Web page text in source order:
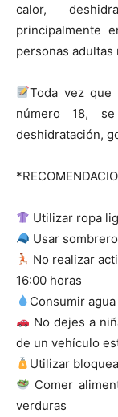
calor,
principalmente
personas
Toda vez que
número 18,
deshidratación,
Utilizar ropa
Usar
No realizar
16:00 horas
Consumir
No dejes a
de un vehículo
Utilizar
Comer
verduras